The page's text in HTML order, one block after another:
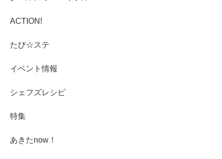
ACTION!
たび☆ステ
イベント情報
シェフズレシピ
特集
あきたnow！